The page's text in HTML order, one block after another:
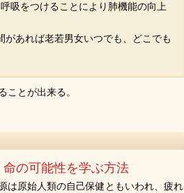
吸をつけることにより肺機能の向上
あれば老若男女いつでも、どこでも
ことが出来る。
の可能性を学ぶ方法
は原始人類の自己保健ともいわれ、疲れ